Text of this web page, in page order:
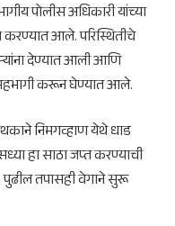
पोलीस अधिकारी यांच्या
करण्यात आले. परिस्थितीचे
देण्यात आली आणि
करून घेण्यात आले.
निमगव्हाण येथे धाड
हा साठा जप्त करण्याची
पुढील तपासही वेगाने सुरू